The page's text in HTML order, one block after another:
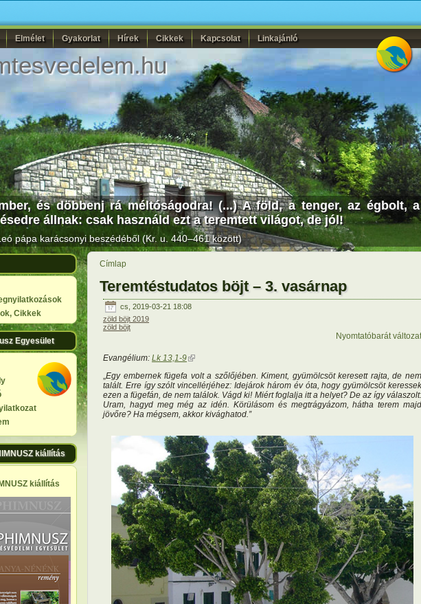
Elmélet Gyakorlat Hírek Cikkek Kapcsolat Linkajánló
és döbbenj rá méltóságodra! (...) A föld, a tenger, az égbolt,
állnak: csak használd ezt a teremtett világot, de jól!
pápa karácsonyi beszédéből (Kr. u. 440–461 között)
Cikkek
Egyesület
kiállítás
kiállítás
Címlap
Teremtéstudatos böjt – 3. vasárnap
cs, 2019-03-21 18:08
zöld böjt 2019
zöld böjt
Nyomtatóbarát változat
Evangélium: Lk 13,1-9(külső hivatkozás)
Egy embernek fügefa volt a szőlőjében. Kiment, gyümölcsöt keresett rajta, de nem
talált. Erre így szólt vincellérjéhez: Idejárok három év óta, hogy gyümölcsöt keressek
ezen a fügefán, de nem találok. Vágd ki! Miért foglalja itt a helyet? De az így válaszolt:
Uram, hagyd meg még az idén. Körülásom és megtrágyázom, hátha terem majd
jövőre? Ha mégsem, akkor kivághatod.”